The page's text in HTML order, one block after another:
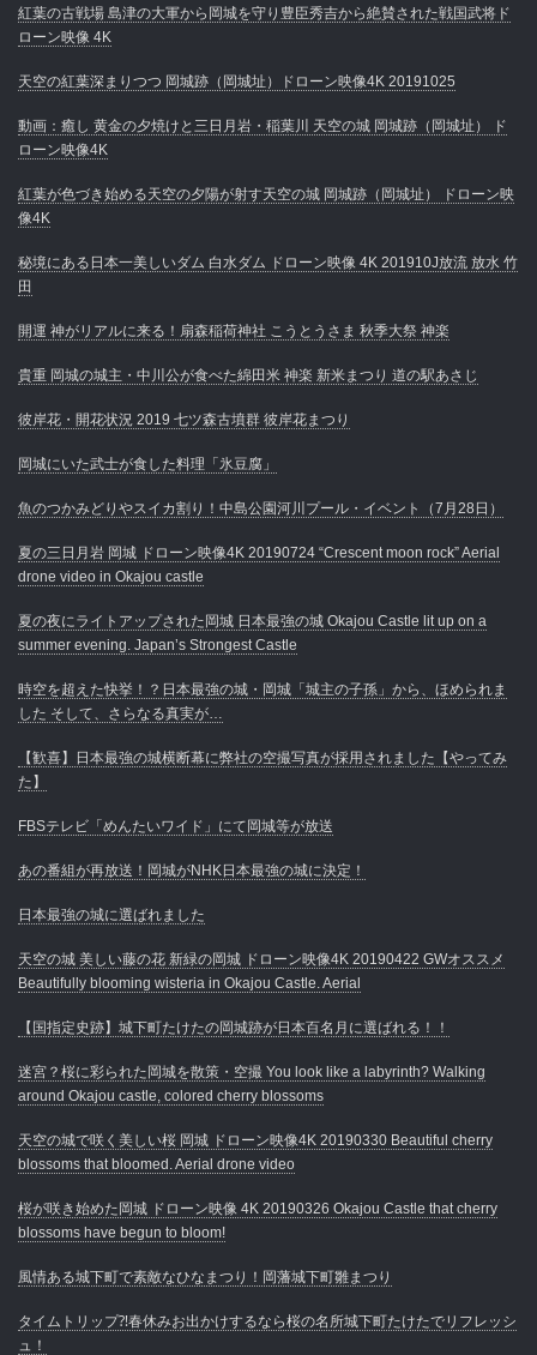
紅葉の古戦場 島津の大軍から岡城を守り豊臣秀吉から絶賛された戦国武将ド
ローン映像 4K
天空の紅葉深まりつつ 岡城跡（岡城址）ドローン映像4K 20191025
動画：癒し 黄金の夕焼けと三日月岩・稲葉川 天空の城 岡城跡（岡城址） ド
ローン映像4K
紅葉が色づき始める天空の夕陽が射す天空の城 岡城跡（岡城址） ドローン映
像4K
秘境にある日本一美しいダム 白水ダム ドローン映像 4K 201910J放流 放水 竹
田
開運 神がリアルに来る！扇森稲荷神社 こうとうさま 秋季大祭 神楽
貴重 岡城の城主・中川公が食べた綿田米 神楽 新米まつり 道の駅あさじ
彼岸花・開花状況 2019 七ツ森古墳群 彼岸花まつり
岡城にいた武士が食した料理「氷豆腐」
魚のつかみどりやスイカ割り！中島公園河川プール・イベント（7月28日）
夏の三日月岩 岡城 ドローン映像4K 20190724 “Crescent moon rock” Aerial
drone video in Okajou castle
夏の夜にライトアップされた岡城 日本最強の城 Okajou Castle lit up on a
summer evening. Japan’s Strongest Castle
時空を超えた快挙！？日本最強の城・岡城「城主の子孫」から、ほめられま
した そして、さらなる真実が…
【歓喜】日本最強の城横断幕に弊社の空撮写真が採用されました【やってみ
た】
FBSテレビ「めんたいワイド」にて岡城等が放送
あの番組が再放送！岡城がNHK日本最強の城に決定！
日本最強の城に選ばれました
天空の城 美しい藤の花 新緑の岡城 ドローン映像4K 20190422 GWオススメ
Beautifully blooming wisteria in Okajou Castle. Aerial
【国指定史跡】城下町たけたの岡城跡が日本百名月に選ばれる！！
迷宮？桜に彩られた岡城を散策・空撮 You look like a labyrinth? Walking
around Okajou castle, colored cherry blossoms
天空の城で咲く美しい桜 岡城 ドローン映像4K 20190330 Beautiful cherry
blossoms that bloomed. Aerial drone video
桜が咲き始めた岡城 ドローン映像 4K 20190326 Okajou Castle that cherry
blossoms have begun to bloom!
風情ある城下町で素敵なひなまつり！岡藩城下町雛まつり
タイムトリップ⁈春休みお出かけするなら桜の名所城下町たけたでリフレッシ
ュ！